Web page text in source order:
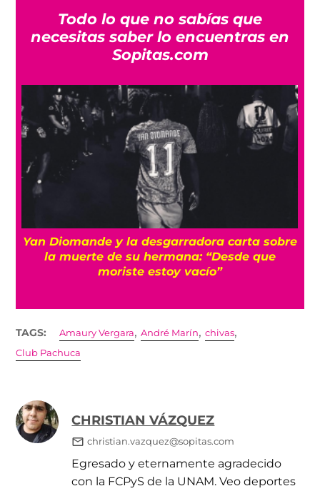
Todo lo que no sabías que
necesitas saber lo encuentras en
Sopitas.com
Yan Diomande y la desgarradora carta sobre
la muerte de su hermana: “Desde que
moriste estoy vacío”
TAGS: Amaury Vergara,André Marín,chivas,
Club Pachuca
CHRISTIAN VÁZQUEZ
christian.vazquez@sopitas.com
Egresado y eternamente agradecido
con la FCPyS de la UNAM. Veo deportes